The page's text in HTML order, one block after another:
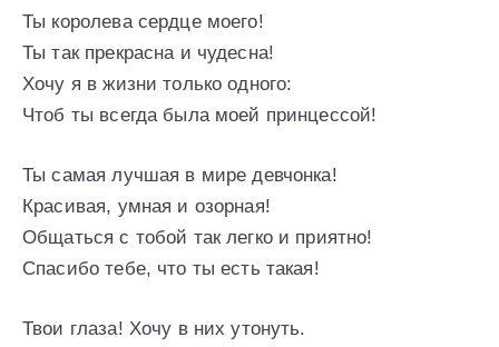
Ты королева сердце моего!
Ты так прекрасна и чудесна!
Хочу я в жизни только одного:
Чтоб ты всегда была моей принцессой!
Ты самая лучшая в мире девчонка!
Красивая, умная и озорная!
Общаться с тобой так легко и приятно!
Спасибо тебе, что ты есть такая!
Твои глаза! Хочу в них утонуть.